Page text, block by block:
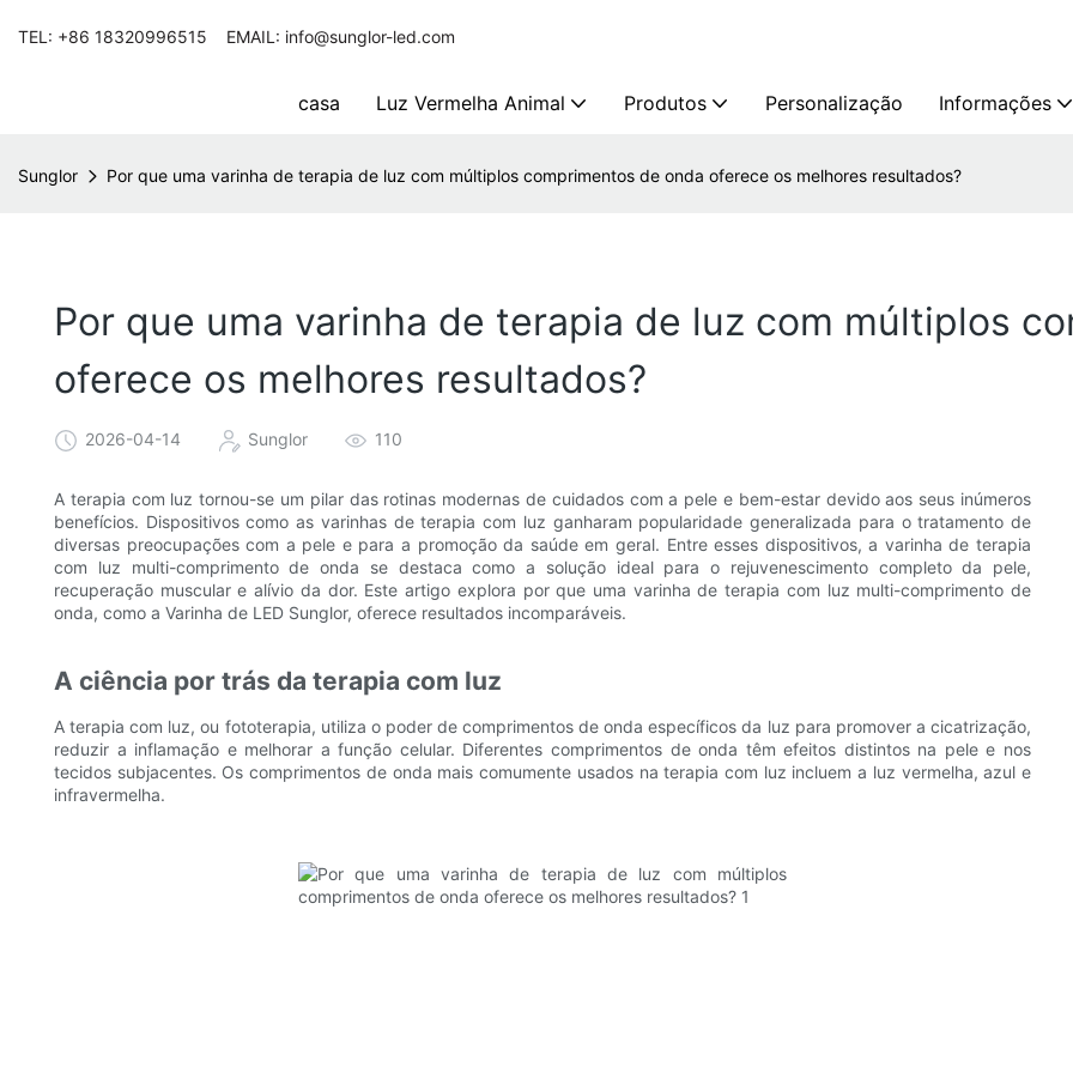
TEL: +86 18320996515 EMAIL: info@sunglor-led.com
casa Luz Vermelha Animal Produtos Personalização Informações
Sunglor Por que uma varinha de terapia de luz com múltiplos comprimentos de onda oferece os melhores resultados?
Por que uma varinha de terapia de luz com múltiplos
oferece os melhores resultados?
2026-04-14 Sunglor 110
A terapia com luz tornou-se um pilar das rotinas modernas de cuidados com a pele e bem-estar devido aos seus inúmeros
benefícios. Dispositivos como as varinhas de terapia com luz ganharam popularidade generalizada para o tratamento de
diversas preocupações com a pele e para a promoção da saúde em geral. Entre esses dispositivos, a varinha de terapia
com luz multi-comprimento de onda se destaca como a solução ideal para o rejuvenescimento completo da pele,
recuperação muscular e alívio da dor. Este artigo explora por que uma varinha de terapia com luz multi-comprimento de
onda, como a Varinha de LED Sunglor, oferece resultados incomparáveis.
A ciência por trás da terapia com luz
A terapia com luz, ou fototerapia, utiliza o poder de comprimentos de onda específicos da luz para promover a cicatrização,
reduzir a inflamação e melhorar a função celular. Diferentes comprimentos de onda têm efeitos distintos na pele e nos
tecidos subjacentes. Os comprimentos de onda mais comumente usados ​​na terapia com luz incluem a luz vermelha, azul e
infravermelha.